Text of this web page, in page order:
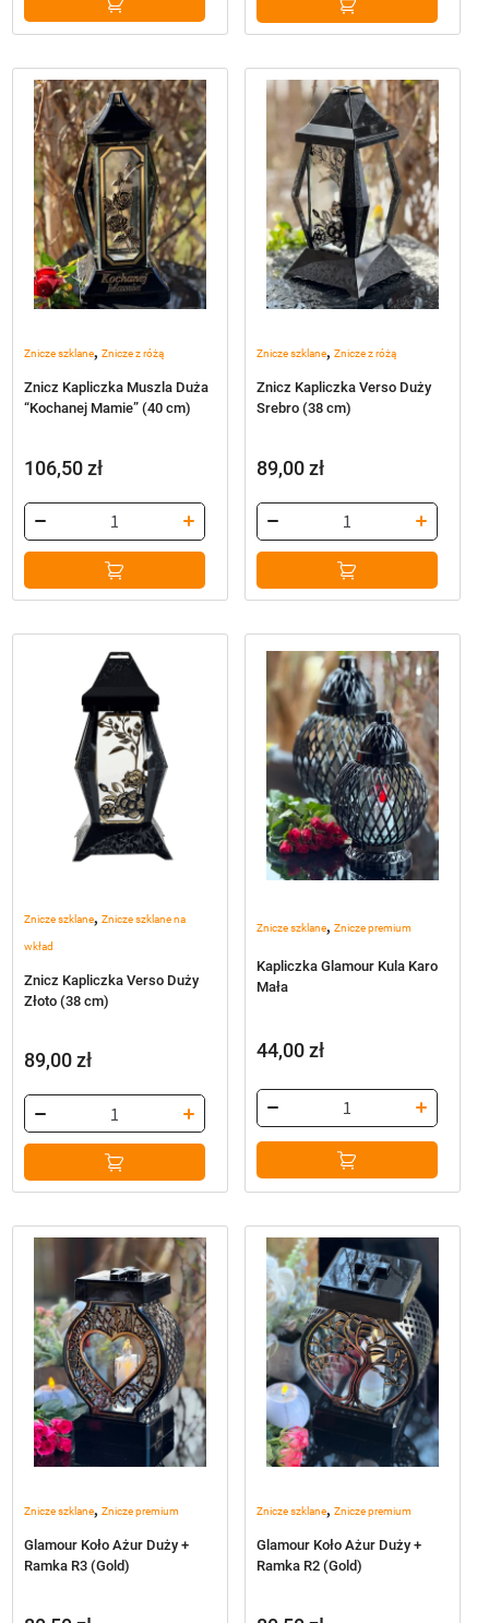
Znicze szklane, Znicze z różą
Znicz Kapliczka Muszla Duża
“Kochanej Mamie” (40 cm)
106,50zł
Znicze szklane, Znicze z różą
Znicz Kapliczka Verso Duży
Srebro (38 cm)
89,00zł
Znicze szklane, Znicze szklane na
wkład
Znicz Kapliczka Verso Duży
Złoto (38 cm)
89,00zł
Znicze szklane, Znicze premium
Kapliczka Glamour Kula Karo
Mała
44,00zł
Znicze szklane, Znicze premium
Glamour Koło Ażur Duży +
Ramka R3 (Gold)
Znicze szklane, Znicze premium
Glamour Koło Ażur Duży +
Ramka R2 (Gold)